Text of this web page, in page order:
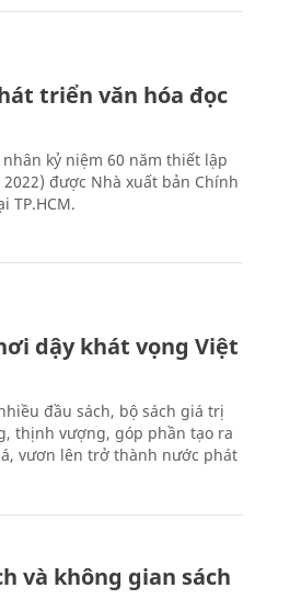
triển văn hóa đọc
kỷ niệm 60 năm thiết lập
được Nhà xuất bản Chính
TP.HCM.
dậy khát vọng Việt
đầu sách, bộ sách giá trị
thịnh vượng, góp phần tạo ra
vươn lên trở thành nước phát
và không gian sách